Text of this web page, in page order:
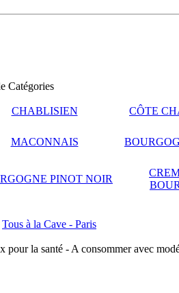
Catégories
CHABLISIEN CÔTE
MACONNAIS
PINOT NOIR
Tous à la Cave - Paris
pour la santé - A consommer avec